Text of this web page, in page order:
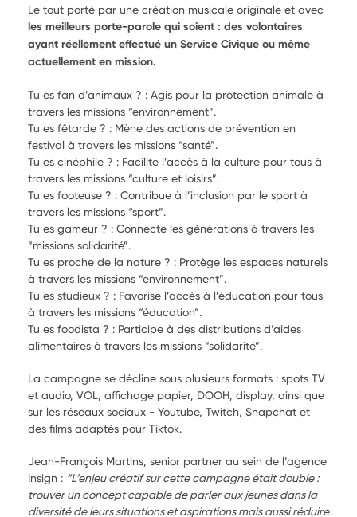
Le tout porté par une création musicale originale et avec
les meilleurs porte-parole qui soient : des volontaires
ayant réellement effectué un Service Civique ou même
actuellement en mission.
Tu es fan d’animaux ? : Agis pour la protection animale à
travers les missions “environnement”.
Tu es fêtarde ? : Mène des actions de prévention en
festival à travers les missions “santé”.
Tu es cinéphile ? : Facilite l’accès à la culture pour tous à
travers les missions “culture et loisirs”.
Tu es footeuse ? : Contribue à l’inclusion par le sport à
travers les missions “sport”.
Tu es gameur ? : Connecte les générations à travers les
“missions solidarité”.
Tu es proche de la nature ? : Protège les espaces naturels
à travers les missions “environnement”.
Tu es studieux ? : Favorise l’accès à l’éducation pour tous
à travers les missions “éducation”.
Tu es foodista ? : Participe à des distributions d’aides
alimentaires à travers les missions “solidarité”.
La campagne se décline sous plusieurs formats : spots TV
et audio, VOL, affichage papier, DOOH, display, ainsi que
sur les réseaux sociaux - Youtube, Twitch, Snapchat et
des films adaptés pour Tiktok.
Jean-François Martins, senior partner au sein de l’agence
Insign : “L’enjeu créatif sur cette campagne était double :
trouver un concept capable de parler aux jeunes dans la
diversité de leurs situations et aspirations mais aussi réduire